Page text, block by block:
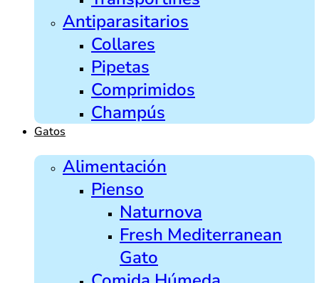
Antiparasitarios
Collares
Pipetas
Comprimidos
Champús
Gatos
Alimentación
Pienso
Naturnova
Fresh Mediterranean
Gato